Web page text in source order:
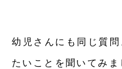
幼児さんにも同じ質
たいことを聞いてみま